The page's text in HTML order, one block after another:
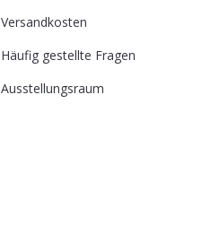
Versandkosten
Häufig gestellte Fragen
Ausstellungsraum